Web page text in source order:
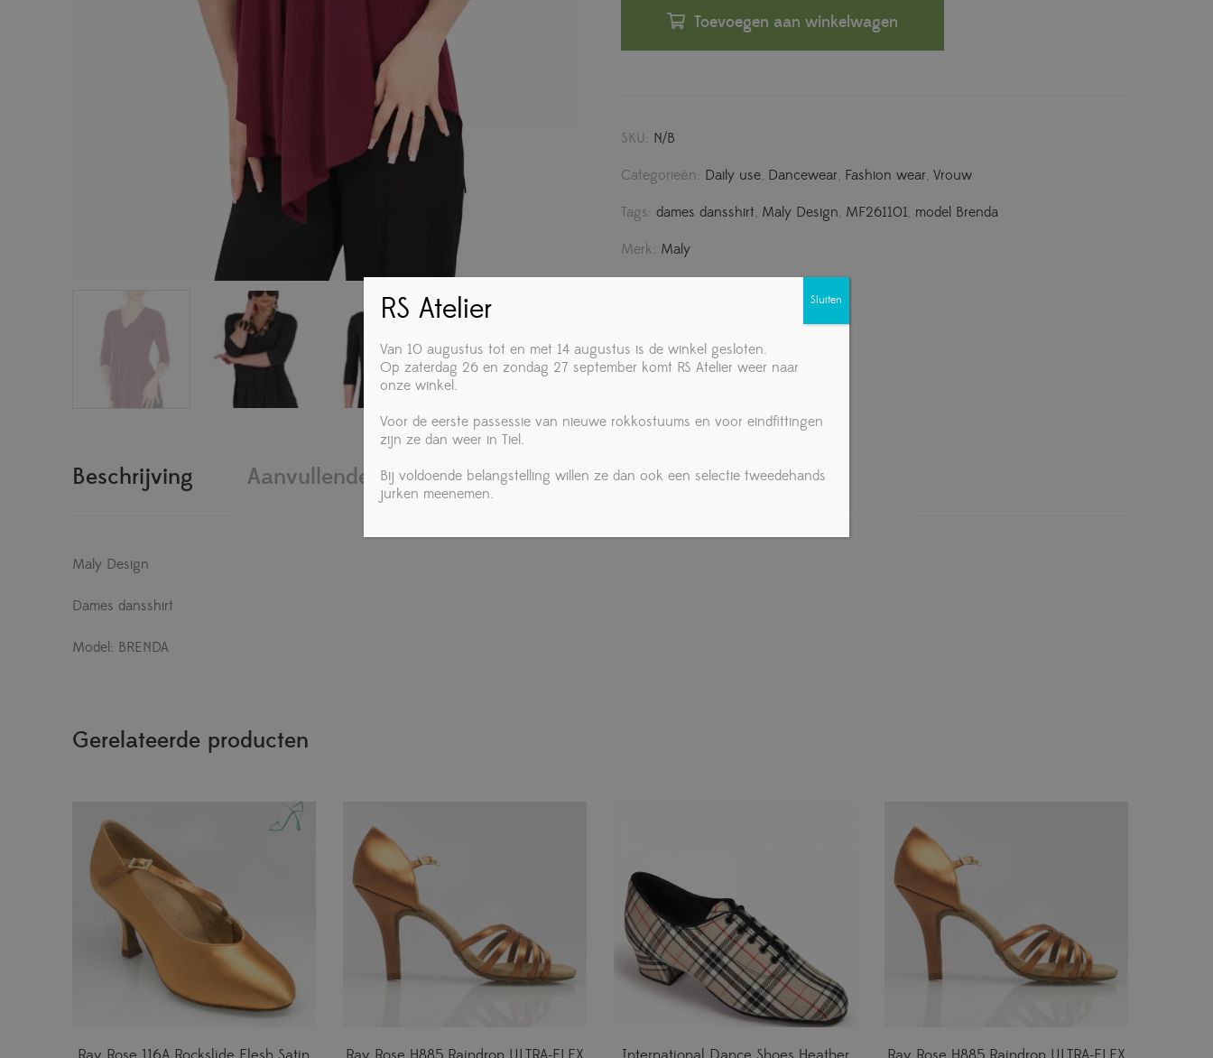
Toevoegen aan winkelwagen
SKU: N/B
Categorieën: Daily use, Dancewear, Fashion wear, Vrouw
Tags: dames dansshirt, Maly Design, MF261101, model Brenda
Merk: Maly
Beschrijving Aanvullende informatie
Maly Design
Dames dansshirt
Model: BRENDA
Gerelateerde producten
RS Atelier
Van 10 augustus tot en met 14 augustus is de winkel gesloten.
Op zaterdag 26 en zondag 27 september komt RS Atelier weer naar
onze winkel.
Voor de eerste passessie van nieuwe rokkostuums en voor eindfittingen
zijn ze dan weer in Tiel.
Bij voldoende belangstelling willen ze dan ook een selectie tweedehands
jurken meenemen.
Sluiten